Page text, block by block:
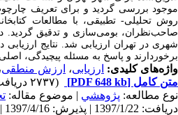
موجود بررسی گردید و برای تعریف چارچوب
روش تحلیلی- تطبیقی، با مطالعات
صاحب‌نظران، بومی‌سازی و تدقیق گردید.
شهری در تهران ارزیابی شد. نتایج
برخوردارند و پاسخ به مسئله پیچیدگی،
واژه‌های کلیدی: ارزیابی، ارزش منطقی
متن کامل [PDF 648 kb]
(۲۷۳۷ دریافت)
نوع مطالعه: پژوهشي | موضوع مقاله:
دریافت: 1397/1/22 | پذیرش: 1397/4/16 | انتشار: 1397/5/9 | انتشار الکترونیک: 1397/5/9